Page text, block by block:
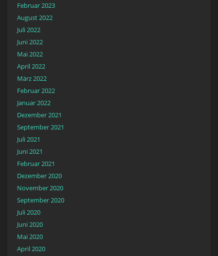
Februar 2023
August 2022
Juli 2022
Juni 2022
Mai 2022
April 2022
März 2022
Februar 2022
Januar 2022
Dezember 2021
September 2021
Juli 2021
Juni 2021
Februar 2021
Dezember 2020
November 2020
September 2020
Juli 2020
Juni 2020
Mai 2020
April 2020